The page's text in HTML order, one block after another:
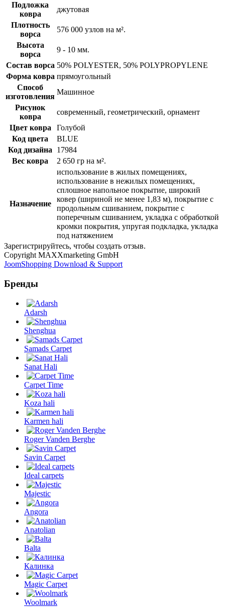
Подложка
ковра
джутовая
Плотность
ворса
576 000 узлов на м².
Высота
ворса
9 - 10 мм.
Состав ворса 50% POLYESTER, 50% POLYPROPYLENE
Форма ковра прямоугольный
Способ
изготовления
Машинное
Рисунок
ковра
современный, геометрический, орнамент
Цвет ковра
Голубой
Код цвета
BLUE
Код дизайна
17984
Вес ковра
2 650 гр на м².
Назначение
использование в жилых помещениях,
использование в нежилых помещениях,
сплошное напольное покрытие, широкий
ковер (шириной не менее 1,83 м), покрытие с
продольным сшиванием, покрытие с
поперечным сшиванием, укладка с обработкой
кромки покрытия, упругая подкладка, укладка
под натяжением
Зарегистрируйтесь, чтобы создать отзыв.
Copyright MAXXmarketing GmbH
JoomShopping Download & Support
Бренды
Adarsh
Shenghua
Samads Carpet
Sanat Hali
Carpet Time
Koza hali
Karmen hali
Roger Vanden Berghe
Savin Carpet
Ideal carpets
Majestic
Angora
Anatolian
Balta
Калинка
Magic Carpet
Woolmark